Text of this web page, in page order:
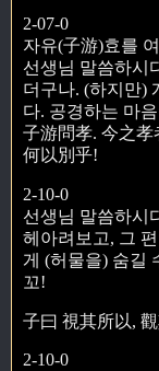
2-07-0
자유(子游)효를
선생님 말씀하시
더구나. (하지만)
다. 공경하는 마
子游問孝. 今之孝
何以別乎!
2-10-0
선생님 말씀하시
헤아려보고, 그
게 (허물을) 숨길
꼬!
子曰 視其所以,
2-10-0